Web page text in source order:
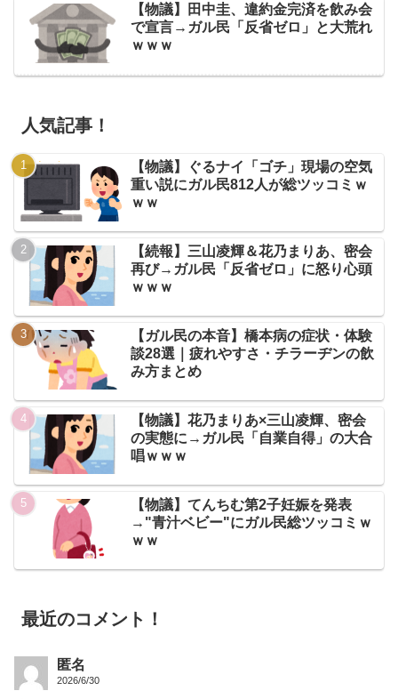
【物議】田中圭、違約金完済を飲み会
で宣言→ガル民「反省ゼロ」と大荒れ
ｗｗｗ
人気記事！
【物議】ぐるナイ「ゴチ」現場の空気
重い説にガル民812人が総ツッコミｗ
ｗｗ
【続報】三山凌輝＆花乃まりあ、密会
再び→ガル民「反省ゼロ」に怒り心頭
ｗｗｗ
【ガル民の本音】橋本病の症状・体験
談28選｜疲れやすさ・チラーヂンの飲
み方まとめ
【物議】花乃まりあ×三山凌輝、密会
の実態に→ガル民「自業自得」の大合
唱ｗｗｗ
【物議】てんちむ第2子妊娠を発表
→"青汁ベビー"にガル民総ツッコミｗ
ｗｗ
最近のコメント！
匿名
2026/6/30